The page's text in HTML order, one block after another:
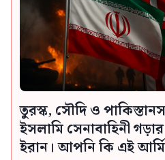
তুরস্ক, সৌদি ও
ইসলামি সেনাবাহিনী
ইরান। আপনি কি এই